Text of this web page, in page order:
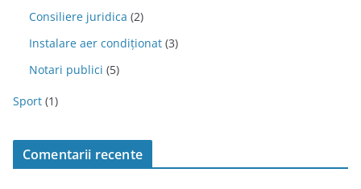
Consiliere juridica (2)
Instalare aer condiționat (3)
Notari publici (5)
Sport (1)
Comentarii recente